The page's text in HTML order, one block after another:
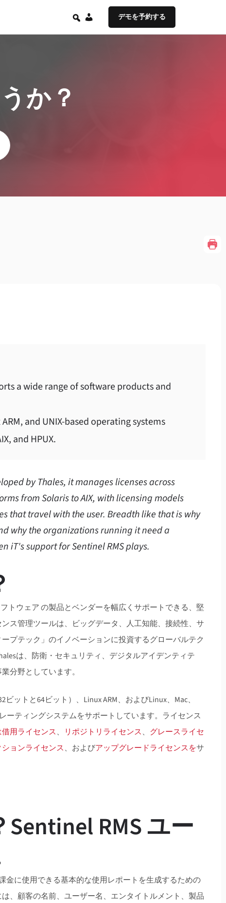
デモを予約する
か？
a wide range of software products and
and UNIX-based operating systems
and HPUX.
by Thales, it manages licenses across
from Solaris to AIX, with licensing models
that travel with the user. Breadth like that is why
why the organizations running it need a
iT's support for Sentinel RMS plays.
フトウェア の製品とベンダーを幅広くサポートできる、堅
ス管理ツールは、ビッグデータ、人工知能、接続性、サ
プテック」のイノベーションに投資するグローバルテク
は、防衛・セキュリティ、デジタルアイデンティテ
分野としています。
ットと64ビット）、Linux ARM、およびLinux、Mac、
ーティングシステムをサポートしています。ライセンス
用ライセンス、 リポジトリライセンス、 グレースライセ
ョンライセンス、およびアップグレードライセンスをサ
RMS ユー
金に使用できる基本的な使用レポートを生成するための
、顧客の名前、ユーザー名、エンタイトルメント、製品